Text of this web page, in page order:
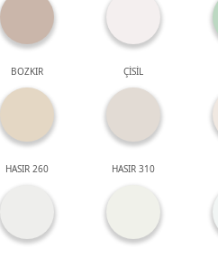
BOZKIR ÇİSİL
HASIR 260 HASIR 310